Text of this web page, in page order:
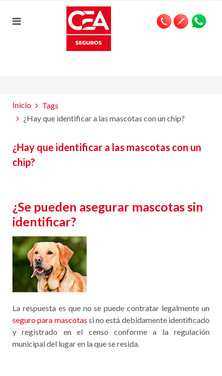
Inicio
Tags
¿Hay que identificar a las mascotas con un chip?
¿Hay que identificar a las mascotas con un
chip?
¿Se pueden asegurar mascotas sin
identificar?
La respuesta es que no se puede contratar legalmente un
seguro para mascotas si no está debidamente identificado
y registrado en el censo conforme a la regulación
municipal del lugar en la que se resida.